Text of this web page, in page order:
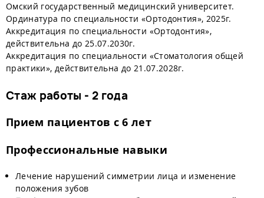
Омский государственный медицинский университет.
Ординатура по специальности «Ортодонтия», 2025г.
Аккредитация по специальности «Ортодонтия»,
действительна до 25.07.2030г.
Аккредитация по специальности «Стоматология общей
практики», действительна до 21.07.2028г.
Стаж работы - 2 года
Прием пациентов с 6 лет
Профессиональные навыки
Лечение нарушений симметрии лица и изменение
положения зубов